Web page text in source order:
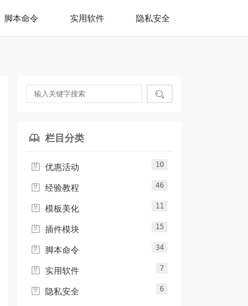
脚本命令 实用软件 隐私安全

 栏目分类
 优惠活动 10
 经验教程 46
 模板美化 11
 插件模块 15
 脚本命令 34
 实用软件 7
 隐私安全 6